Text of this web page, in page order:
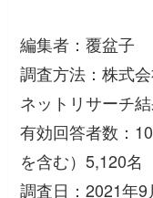
編集者：覆盆子
調査方法：株式
ネットリサーチ結
有効回答者数：
を含む）5,120名
調査日：2021年9